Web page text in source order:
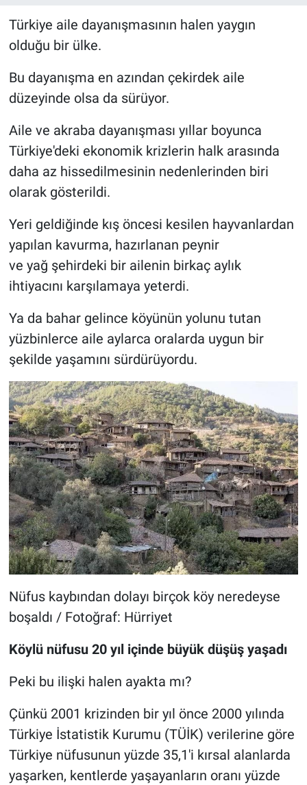
Türkiye aile dayanışmasının halen yaygın
olduğu bir ülke.
Bu dayanışma en azından çekirdek aile
düzeyinde olsa da sürüyor.
Aile ve akraba dayanışması yıllar boyunca
Türkiye'deki ekonomik krizlerin halk arasında
daha az hissedilmesinin nedenlerinden biri
olarak gösterildi.
Yeri geldiğinde kış öncesi kesilen hayvanlardan
yapılan kavurma, hazırlanan peynir
ve yağ şehirdeki bir ailenin birkaç aylık
ihtiyacını karşılamaya yeterdi.
Ya da bahar gelince köyünün yolunu tutan
yüzbinlerce aile aylarca oralarda uygun bir
şekilde yaşamını sürdürüyordu.
Nüfus kaybından dolayı birçok köy neredeyse
boşaldı / Fotoğraf: Hürriyet
Köylü nüfusu 20 yıl içinde büyük düşüş yaşadı
Peki bu ilişki halen ayakta mı?
Çünkü 2001 krizinden bir yıl önce 2000 yılında
Türkiye İstatistik Kurumu (TÜİK) verilerine göre
Türkiye nüfusunun yüzde 35,1'i kırsal alanlarda
yaşarken, kentlerde yaşayanların oranı yüzde